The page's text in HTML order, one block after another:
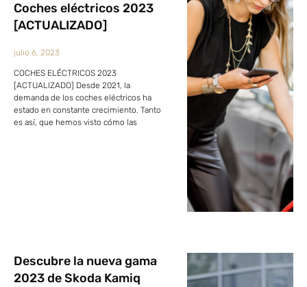
Coches eléctricos 2023
[ACTUALIZADO]
julio 6, 2023
COCHES ELÉCTRICOS 2023
[ACTUALIZADO] Desde 2021, la
demanda de los coches eléctricos ha
estado en constante crecimiento. Tanto
es así, que hemos visto cómo las
Descubre la nueva gama
2023 de Skoda Kamiq